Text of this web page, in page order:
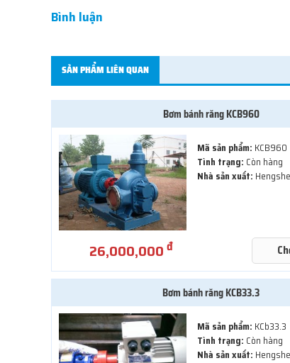
Bình luận
SẢN PHẨM LIÊN QUAN
Bơm bánh răng KCB960
Mã sản phẩm: KCB960
Tình trạng: Còn hàng
Nhà sản xuất:
26,000,000đ
Bơm bánh răng KCB33.3
Mã sản phẩm: KCb33.3
Tình trạng: Còn hàng
Nhà sản xuất: